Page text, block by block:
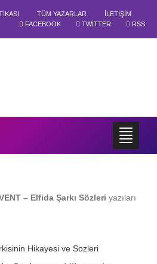
TÜM YAZARLAR
İLETIŞIM
FACEBOOK
TWITTER RSS
– Elfida Şarkı Sözleri yazıları